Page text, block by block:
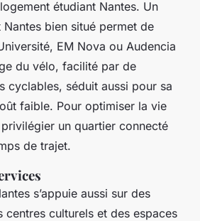
étudiant Nantes. Un
bien situé permet de
EM Nova ou Audencia
du vélo, facilité par de
cyclables, séduit aussi pour sa
faible. Pour optimiser la vie
un quartier connecté
de trajet.
s’appuie aussi sur des
centres culturels et des espaces